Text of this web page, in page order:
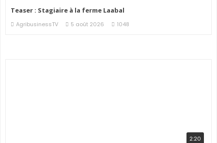
Teaser : Stagiaire à la ferme Laabal
AgribusinessTV 5 août 2026 1048
2:20